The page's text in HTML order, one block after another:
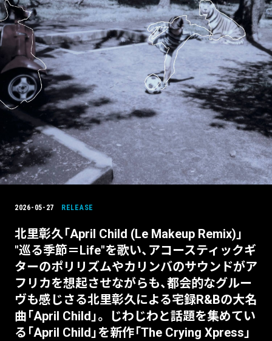
2026-05-27 RELEASE
北里彰久「April Child (Le Makeup Remix)」
"巡る季節＝Life"を歌い、アコースティックギ
ターのポリリズムやカリンバのサウンドがア
フリカを想起させながらも、都会的なグルー
ヴも感じさる北里彰久による宅録R&Bの大名
曲「April Child」。 じわじわと話題を集めてい
る「April Child」を新作「The Crying Xpress」